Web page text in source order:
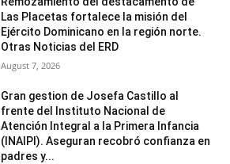
Las Placetas fortalece la misión del
Ejército Dominicano en la región norte.
Otras Noticias del ERD
August 7, 2026
Gran gestion de Josefa Castillo al
frente del Instituto Nacional de
Atención Integral a la Primera Infancia
(INAIPI). Aseguran recobró confianza en
padres y...